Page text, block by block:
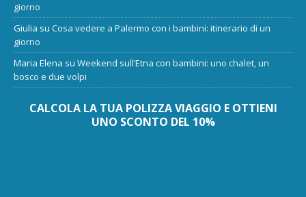
giorno
Giulia su Cosa vedere a Palermo con i bambini: itinerario di un
giorno
Maria Elena su Weekend sull’Etna con bambini: uno chalet, un
bosco e due volpi
CALCOLA LA TUA POLIZZA VIAGGIO E OTTIENI
UNO SCONTO DEL 10%